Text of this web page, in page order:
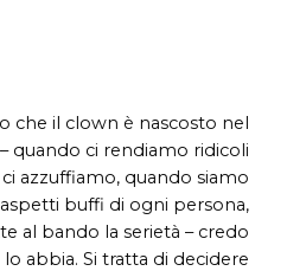
che il clown è nascosto nel
quando ci rendiamo ridicoli
azzuffiamo, quando siamo
buffi di ogni persona,
al bando la serietà – credo
abbia. Si tratta di decidere